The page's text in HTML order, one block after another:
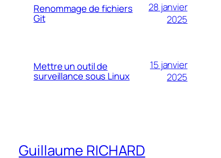
Renommage de fichiers
Git
28 janvier
2025
Mettre un outil de
surveillance sous Linux
15 janvier
2025
Guillaume RICHARD